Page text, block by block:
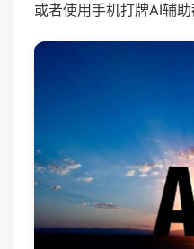
或者使用手机打牌AI辅助